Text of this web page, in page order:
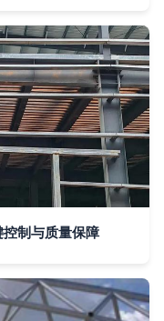
制与质量保障